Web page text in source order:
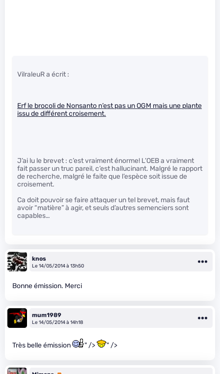
VilraleuR a écrit :
Erf le brocoli de Nonsanto n’est pas un OGM mais une plante
issu de différent croisement.
J’ai lu le brevet : c’est vraiment énorme! L’OEB a vraiment
fait passer un truc pareil, c’est hallucinant. Malgré le rapport
de recherche, malgré le faite que l’espèce soit issue de
croisement.
Ca doit pouvoir se faire attaquer un tel brevet, mais faut
avoir “matière” à agir, et seuls d’autres semenciers sont
capables…
knos
Le 14/05/2014 à 13h50
Bonne émission. Merci
mum1989
Le 14/05/2014 à 14h18
Très belle émission " /> " />